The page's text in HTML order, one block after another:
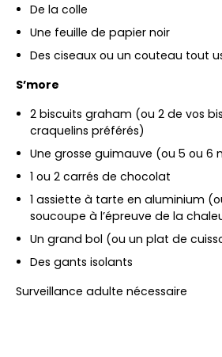
De la colle
Une feuille de papier noir
Des ciseaux ou un couteau tout
S’more
2 biscuits graham (ou 2 de vos
craquelins préférés)
Une grosse guimauve (ou 5 ou 6
1 ou 2 carrés de chocolat
1 assiette à tarte en aluminium
soucoupe à l’épreuve de la
Un grand bol (ou un plat de
Des gants isolants
Surveillance adulte nécessaire